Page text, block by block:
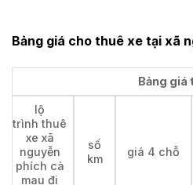
Bảng giá cho thuê xe tại xã
Bảng giá
lộ
trình thuê
xe xã
nguyễn
phích cà
mau đi
số
km
giá 4 chỗ